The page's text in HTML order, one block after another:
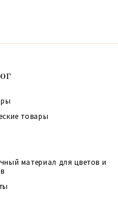
товары
материал для цветов и